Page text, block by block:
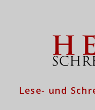
Lese- und